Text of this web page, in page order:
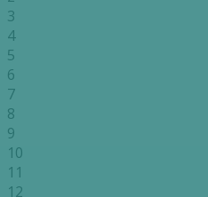
3
4
5
6
7
8
9
10
11
12